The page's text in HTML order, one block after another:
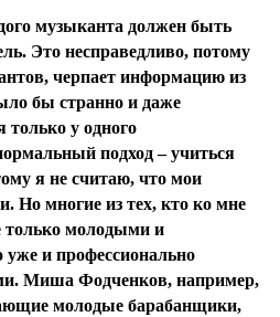
музыканта должен быть
Это несправедливо, потому
черпает информацию из
бы странно и даже
только у одного
подход – учиться
я не считаю, что мои
Но многие из тех, кто ко мне
только молодыми и
и профессионально
Миша Фодченков, например,
молодые барабанщики,